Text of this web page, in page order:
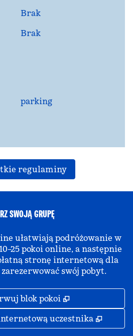
Brak
Brak
parking
regulaminy
SWOJĄ GRUPĘ
ułatwiają podróżowanie w
pokoi online, a następnie
stronę internetową dla
swój pobyt.
blok pokoi ,
uczestnika ,